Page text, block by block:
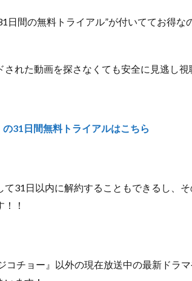
日間の無料トライアル”が付いててお得な
れた動画を探さなくても安全に見逃し視
31日間無料トライアルはこちら
31日以内に解約することもできるし、
！
コチョー』以外の現在放送中の最新ドラ